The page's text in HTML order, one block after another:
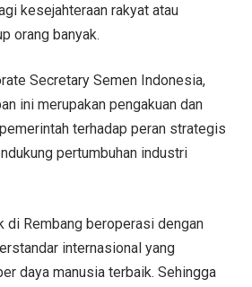
kesejahteraan rakyat atau
orang banyak.
Secretary Semen Indonesia,
ini merupakan pengakuan dan
terhadap peran strategis
pertumbuhan industri
di Rembang beroperasi dengan
internasional yang
daya manusia terbaik. Sehingga